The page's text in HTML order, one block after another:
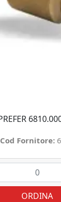
Cod Fornitore:
ORDINA